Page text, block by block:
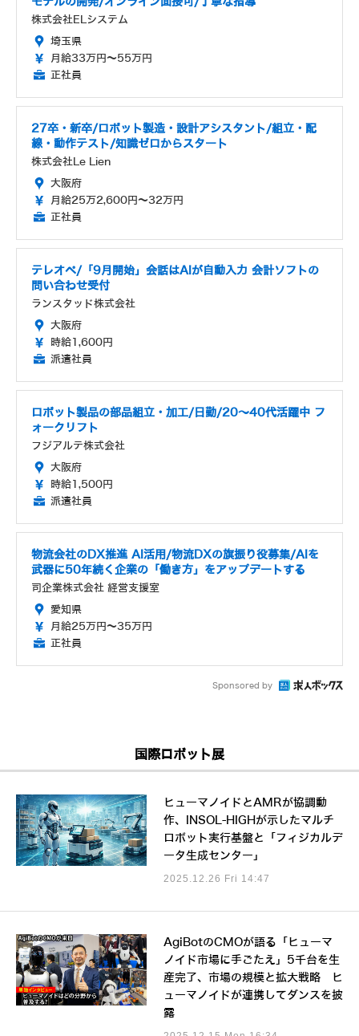
株式会社ELシステム
埼玉県
月給33万円～55万円
正社員
27卒・新卒/ロボット製造・設計アシスタント/組立・配
線・動作テスト/知識ゼロからスタート
株式会社Le Lien
大阪府
月給25万2,600円～32万円
正社員
テレオペ/「9月開始」会話はAIが自動入力 会計ソフトの
問い合わせ受付
ランスタッド株式会社
大阪府
時給1,600円
派遣社員
ロボット製品の部品組立・加工/日勤/20～40代活躍中 フ
ォークリフト
フジアルテ株式会社
大阪府
時給1,500円
派遣社員
物流会社のDX推進 AI活用/物流DXの旗振り役募集/AIを
武器に50年続く企業の「働き方」をアップデートする
司企業株式会社 経営支援室
愛知県
月給25万円～35万円
正社員
Sponsored by
国際ロボット展
ヒューマノイドとAMRが協調動
作、INSOL-HIGHが示したマルチ
ロボット実行基盤と「フィジカルデ
ータ生成センター」
2025.12.26 Fri 14:47
AgiBotのCMOが語る「ヒューマ
ノイド市場に手ごたえ」5千台を生
産完了、市場の規模と拡大戦略 ヒ
ューマノイドが連携してダンスを披
露